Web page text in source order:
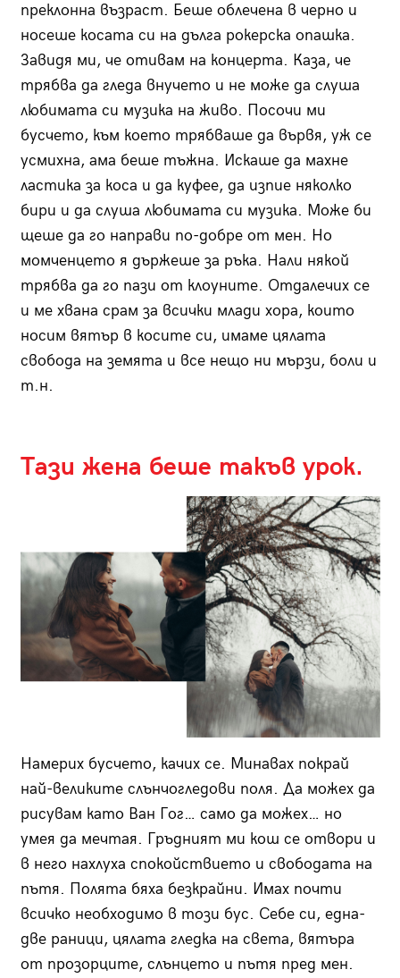
преклонна възраст. Беше облечена в черно и
носеше косата си на дълга рокерска опашка.
Завидя ми, че отивам на концерта. Каза, че
трябва да гледа внучето и не може да слуша
любимата си музика на живо. Посочи ми
бусчето, към което трябваше да вървя, уж се
усмихна, ама беше тъжна. Искаше да махне
ластика за коса и да куфее, да изпие няколко
бири и да слуша любимата си музика. Може би
щеше да го направи по-добре от мен. Но
момченцето я държеше за ръка. Нали някой
трябва да го пази от клоуните. Отдалечих се
и ме хвана срам за всички млади хора, които
носим вятър в косите си, имаме цялата
свобода на земята и все нещо ни мързи, боли и
т.н.
Тази жена беше такъв урок.
Намерих бусчето, качих се. Минавах покрай
най-великите слънчогледови поля. Да можех да
рисувам като Ван Гог… само да можех… но
умея да мечтая. Гръдният ми кош се отвори и
в него нахлуха спокойствието и свободата на
пътя. Полята бяха безкрайни. Имах почти
всичко необходимо в този бус. Себе си, една-
две раници, цялата гледка на света, вятъра
от прозорците, слънцето и пътя пред мен.